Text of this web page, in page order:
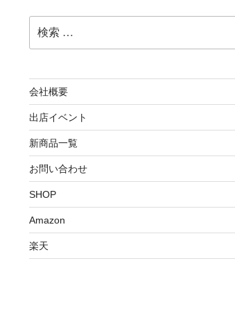
索:
会社概要
出店イベント
新商品一覧
お問い合わせ
SHOP
Amazon
楽天